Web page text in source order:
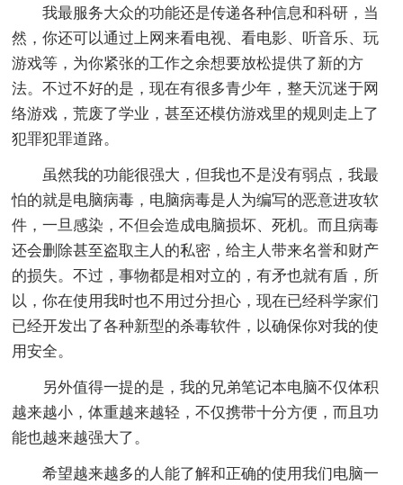
我最服务大众的功能还是传递各种信息和科研，当
然，你还可以通过上网来看电视、看电影、听音乐、玩
游戏等，为你紧张的工作之余想要放松提供了新的方
法。不过不好的是，现在有很多青少年，整天沉迷于网
络游戏，荒废了学业，甚至还模仿游戏里的规则走上了
犯罪犯罪道路。
虽然我的功能很强大，但我也不是没有弱点，我最
怕的就是电脑病毒，电脑病毒是人为编写的恶意进攻软
件，一旦感染，不但会造成电脑损坏、死机。而且病毒
还会删除甚至盗取主人的私密，给主人带来名誉和财产
的损失。不过，事物都是相对立的，有矛也就有盾，所
以，你在使用我时也不用过分担心，现在已经科学家们
已经开发出了各种新型的杀毒软件，以确保你对我的使
用安全。
另外值得一提的是，我的兄弟笔记本电脑不仅体积
越来越小，体重越来越轻，不仅携带十分方便，而且功
能也越来越强大了。
希望越来越多的人能了解和正确的使用我们电脑一